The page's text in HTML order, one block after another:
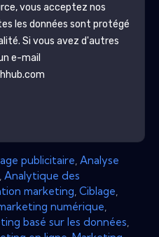
vous acceptez nos
les données sont protégé
. Si vous avez d'autres
e-mail
publicitaire Analyse
Analytique des
marketing Ciblage
numérique
basé sur les données